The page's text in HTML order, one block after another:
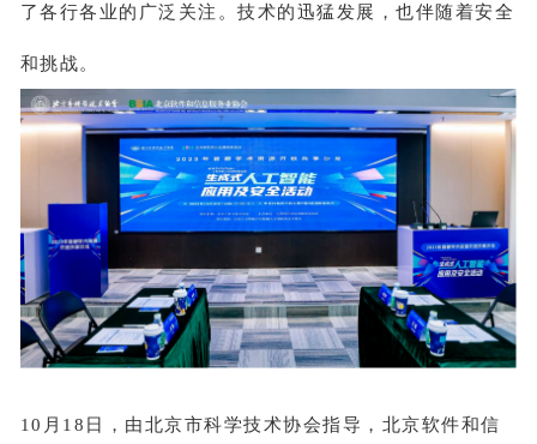
了各行各业的广泛关注。技术的迅猛发展，也伴随着安全
和挑战。
10月18日，由北京市科学技术协会指导，北京软件和信